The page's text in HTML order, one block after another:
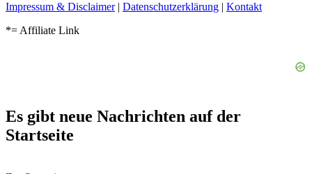
Impressum & Disclaimer| Datenschutzerklärung | Kontakt
*= Affiliate Link
Es gibt neue Nachrichten auf der
Startseite